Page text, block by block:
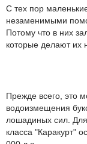
С тех пор
незаменимыми
Потому что в них
которые делают их
Прежде всего, это
водоизмещения
лошадиных сил.
класса "Каракурт"